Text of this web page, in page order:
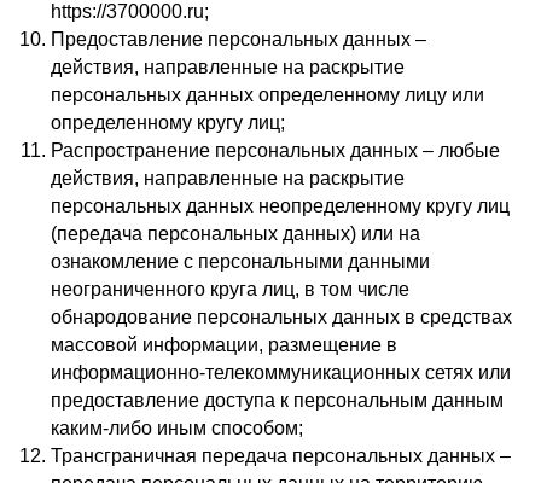
https://3700000.ru;
Предоставление персональных данных –
действия, направленные на раскрытие
персональных данных определенному лицу или
определенному кругу лиц;
Распространение персональных данных – любые
действия, направленные на раскрытие
персональных данных неопределенному кругу лиц
(передача персональных данных) или на
ознакомление с персональными данными
неограниченного круга лиц, в том числе
обнародование персональных данных в средствах
массовой информации, размещение в
информационно-телекоммуникационных сетях или
предоставление доступа к персональным данным
каким-либо иным способом;
Трансграничная передача персональных данных –